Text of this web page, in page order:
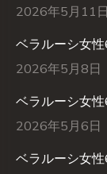
2026年5月11日
ベラルーシ女
2026年5月8日
ベラルーシ女
2026年5月6日
ベラルーシ女